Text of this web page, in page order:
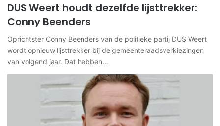
DUS Weert houdt dezelfde lijsttrekker:
Conny Beenders
Oprichtster Conny Beenders van de politieke partij DUS Weert
wordt opnieuw lijsttrekker bij de gemeenteraadsverkiezingen
van volgend jaar. Dat hebben…